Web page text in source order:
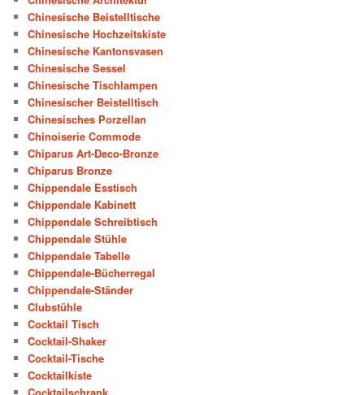
Chinesische Beistelltische
Chinesische Hochzeitskiste
Chinesische Kantonsvasen
Chinesische Sessel
Chinesische Tischlampen
Chinesischer Beistelltisch
Chinesisches Porzellan
Chinoiserie Commode
Chiparus Art-Deco-Bronze
Chiparus Bronze
Chippendale Esstisch
Chippendale Kabinett
Chippendale Schreibtisch
Chippendale Stühle
Chippendale Tabelle
Chippendale-Bücherregal
Chippendale-Ständer
Clubstühle
Cocktail Tisch
Cocktail-Shaker
Cocktail-Tische
Cocktailkiste